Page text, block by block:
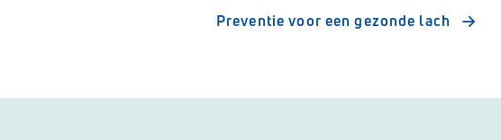
Preventie voor een gezonde lach